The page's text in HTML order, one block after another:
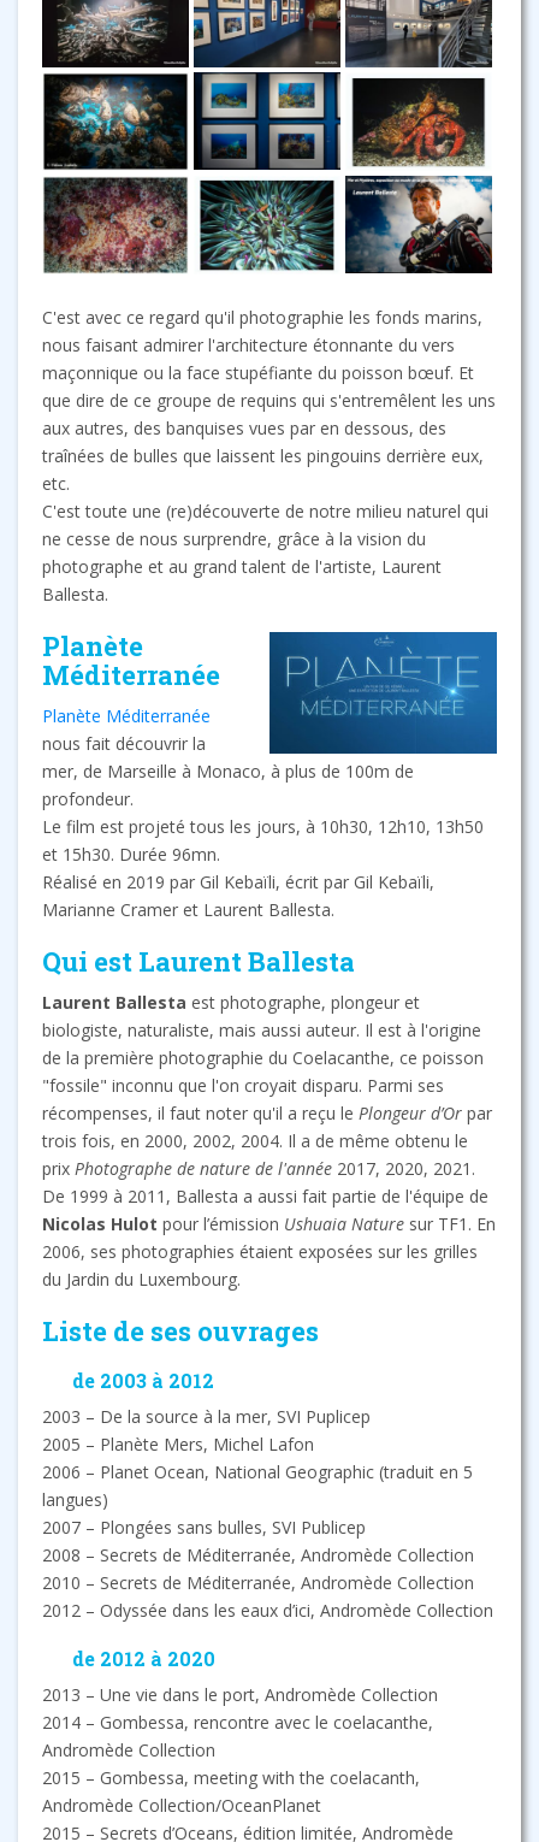
C'est avec ce regard qu'il photographie les fonds marins,
nous faisant admirer l'architecture étonnante du vers
maçonnique ou la face stupéfiante du poisson bœuf. Et
que dire de ce groupe de requins qui s'entremêlent les uns
aux autres, des banquises vues par en dessous, des
traînées de bulles que laissent les pingouins derrière eux,
etc.
C'est toute une (re)découverte de notre milieu naturel qui
ne cesse de nous surprendre, grâce à la vision du
photographe et au grand talent de l'artiste, Laurent
Ballesta.
Planète
Méditerranée
Planète Méditerranée
nous fait découvrir la
mer, de Marseille à Monaco, à plus de 100m de
profondeur.
Le film est projeté tous les jours, à 10h30, 12h10, 13h50
et 15h30. Durée 96mn.
Réalisé en 2019 par Gil Kebaïli, écrit par Gil Kebaïli,
Marianne Cramer et Laurent Ballesta.
Qui est Laurent Ballesta
Laurent Ballesta est photographe, plongeur et
biologiste, naturaliste, mais aussi auteur. Il est à l'origine
de la première photographie du Coelacanthe, ce poisson
"fossile" inconnu que l'on croyait disparu. Parmi ses
récompenses, il faut noter qu'il a reçu le Plongeur d’Or par
trois fois, en 2000, 2002, 2004. Il a de même obtenu le
prix Photographe de nature de l'année 2017, 2020, 2021.
De 1999 à 2011, Ballesta a aussi fait partie de l'équipe de
Nicolas Hulot pour l’émission Ushuaia Nature sur TF1. En
2006, ses photographies étaient exposées sur les grilles
du Jardin du Luxembourg.
Liste de ses ouvrages
de 2003 à 2012
2003 – De la source à la mer, SVI Puplicep
2005 – Planète Mers, Michel Lafon
2006 – Planet Ocean, National Geographic (traduit en 5
langues)
2007 – Plongées sans bulles, SVI Publicep
2008 – Secrets de Méditerranée, Andromède Collection
2010 – Secrets de Méditerranée, Andromède Collection
2012 – Odyssée dans les eaux d’ici, Andromède Collection
de 2012 à 2020
2013 – Une vie dans le port, Andromède Collection
2014 – Gombessa, rencontre avec le coelacanthe,
Andromède Collection
2015 – Gombessa, meeting with the coelacanth,
Andromède Collection/OceanPlanet
2015 – Secrets d’Oceans, édition limitée, Andromède